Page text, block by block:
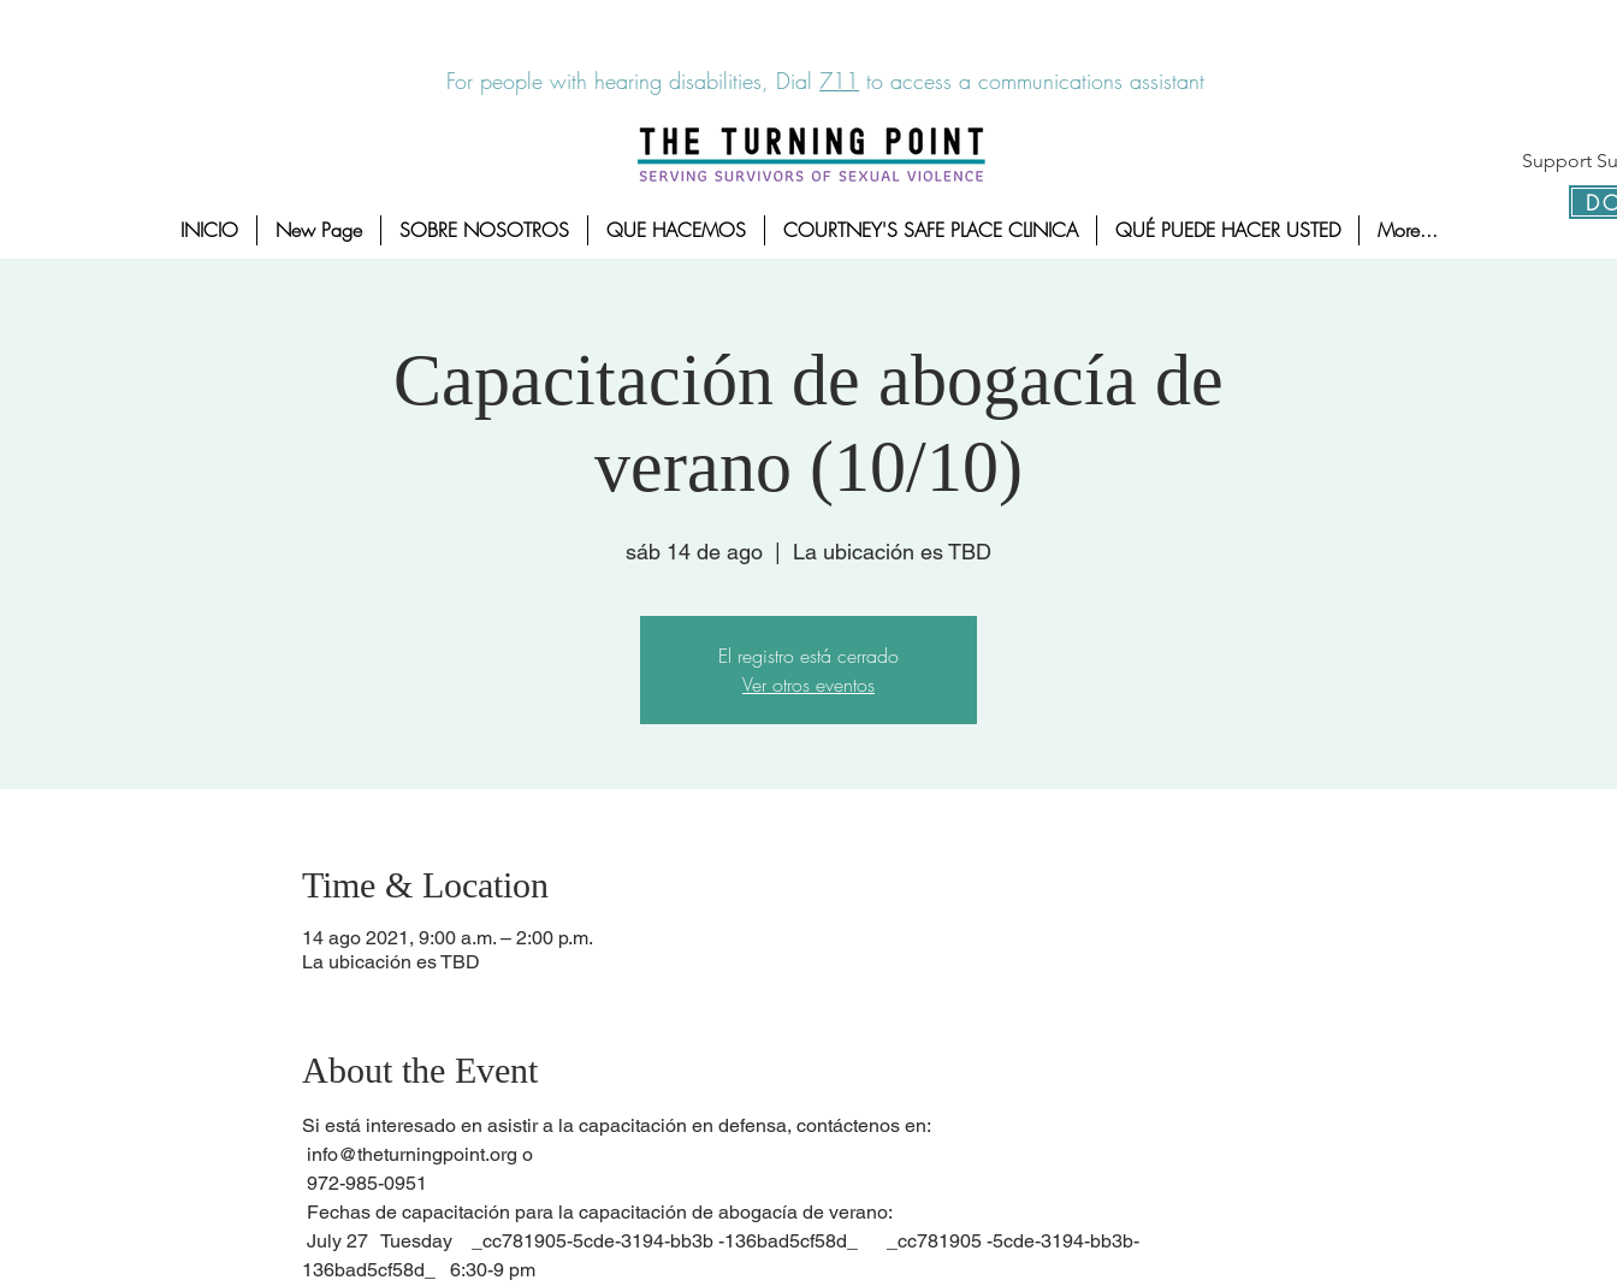
For people with hearing disabilities, Dial 711 to access a communications assistant
Support
INICIO New Page SOBRE NOSOTROS QUE HACEMOS COURTNEY'S SAFE PLACE CLINICA QUÉ PUEDE HACER USTED More...
Capacitación de abogacía de
verano (10/10)
sáb 14 de ago La ubicación es TBD
El registro está cerrado
Ver otros eventos
Time & Location
14 ago 2021, 9:00 a.m. – 2:00 p.m.
La ubicación es TBD
About the Event
Si está interesado en asistir a la capacitación en defensa, contáctenos en:
info@theturningpoint.org o
972-985-0951
Fechas de capacitación para la capacitación de abogacía de verano:
136bad5cf58d_   6:30-9 pm